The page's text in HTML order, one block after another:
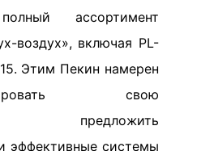
ассортимент
воздух», включая PL-
Этим Пекин намерен
свою
предложить
эффективные системы